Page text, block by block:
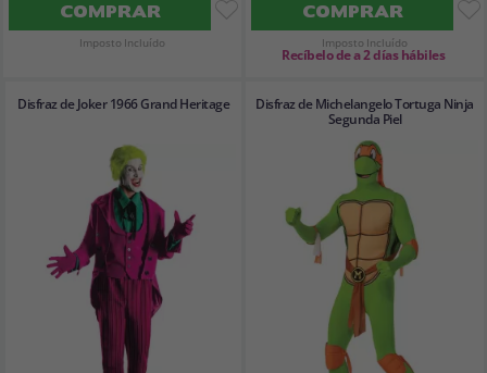
COMPRAR
Imposto Incluído
COMPRAR
Imposto Incluído
Recíbelo de a 2 días hábiles
Disfraz de Joker 1966 Grand Heritage
Disfraz de Michelangelo Tortuga Ninja
Segunda Piel